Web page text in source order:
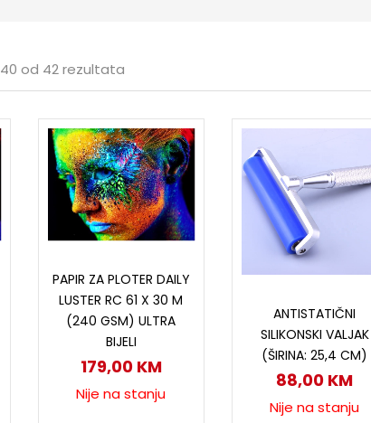
od 42 rezultata
PAPIR ZA PLOTER DAILY
LUSTER RC 61 X 30 M
(240 GSM) ULTRA
BIJELI
179,00 KM
Nije na stanju
ANTISTATIČNI
SILIKONSKI VALJAK
(ŠIRINA: 25,4 CM)
88,00 KM
Nije na stanju